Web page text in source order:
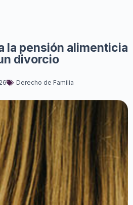
la pensión alimenticia
divorcio
Derecho de Familia